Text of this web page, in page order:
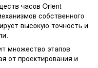
часов Orient
собственного
высокую точность и
множество этапов
от проектирования и